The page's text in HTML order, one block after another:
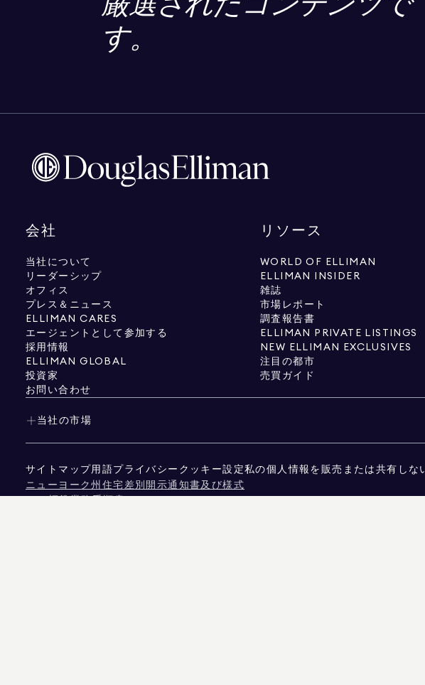
す。
会社
当社について
リーダーシップ
オフィス
プレス＆ニュース
ELLIMAN CARES
エージェントとして参加する
採用情報
ELLIMAN GLOBAL
投資家
お問い合わせ
リソース
WORLD OF ELLIMAN
ELLIMAN INSIDER
雑誌
市場レポート
調査報告書
ELLIMAN PRIVATE LISTINGS
NEW ELLIMAN EXCLUSIVES
注目の都市
売買ガイド
当社の市場
サイトマップ 用語プライバシー クッキー設定私の個人情報を販売または共有しな
ニューヨーク州住宅差別開示通知書及び様式